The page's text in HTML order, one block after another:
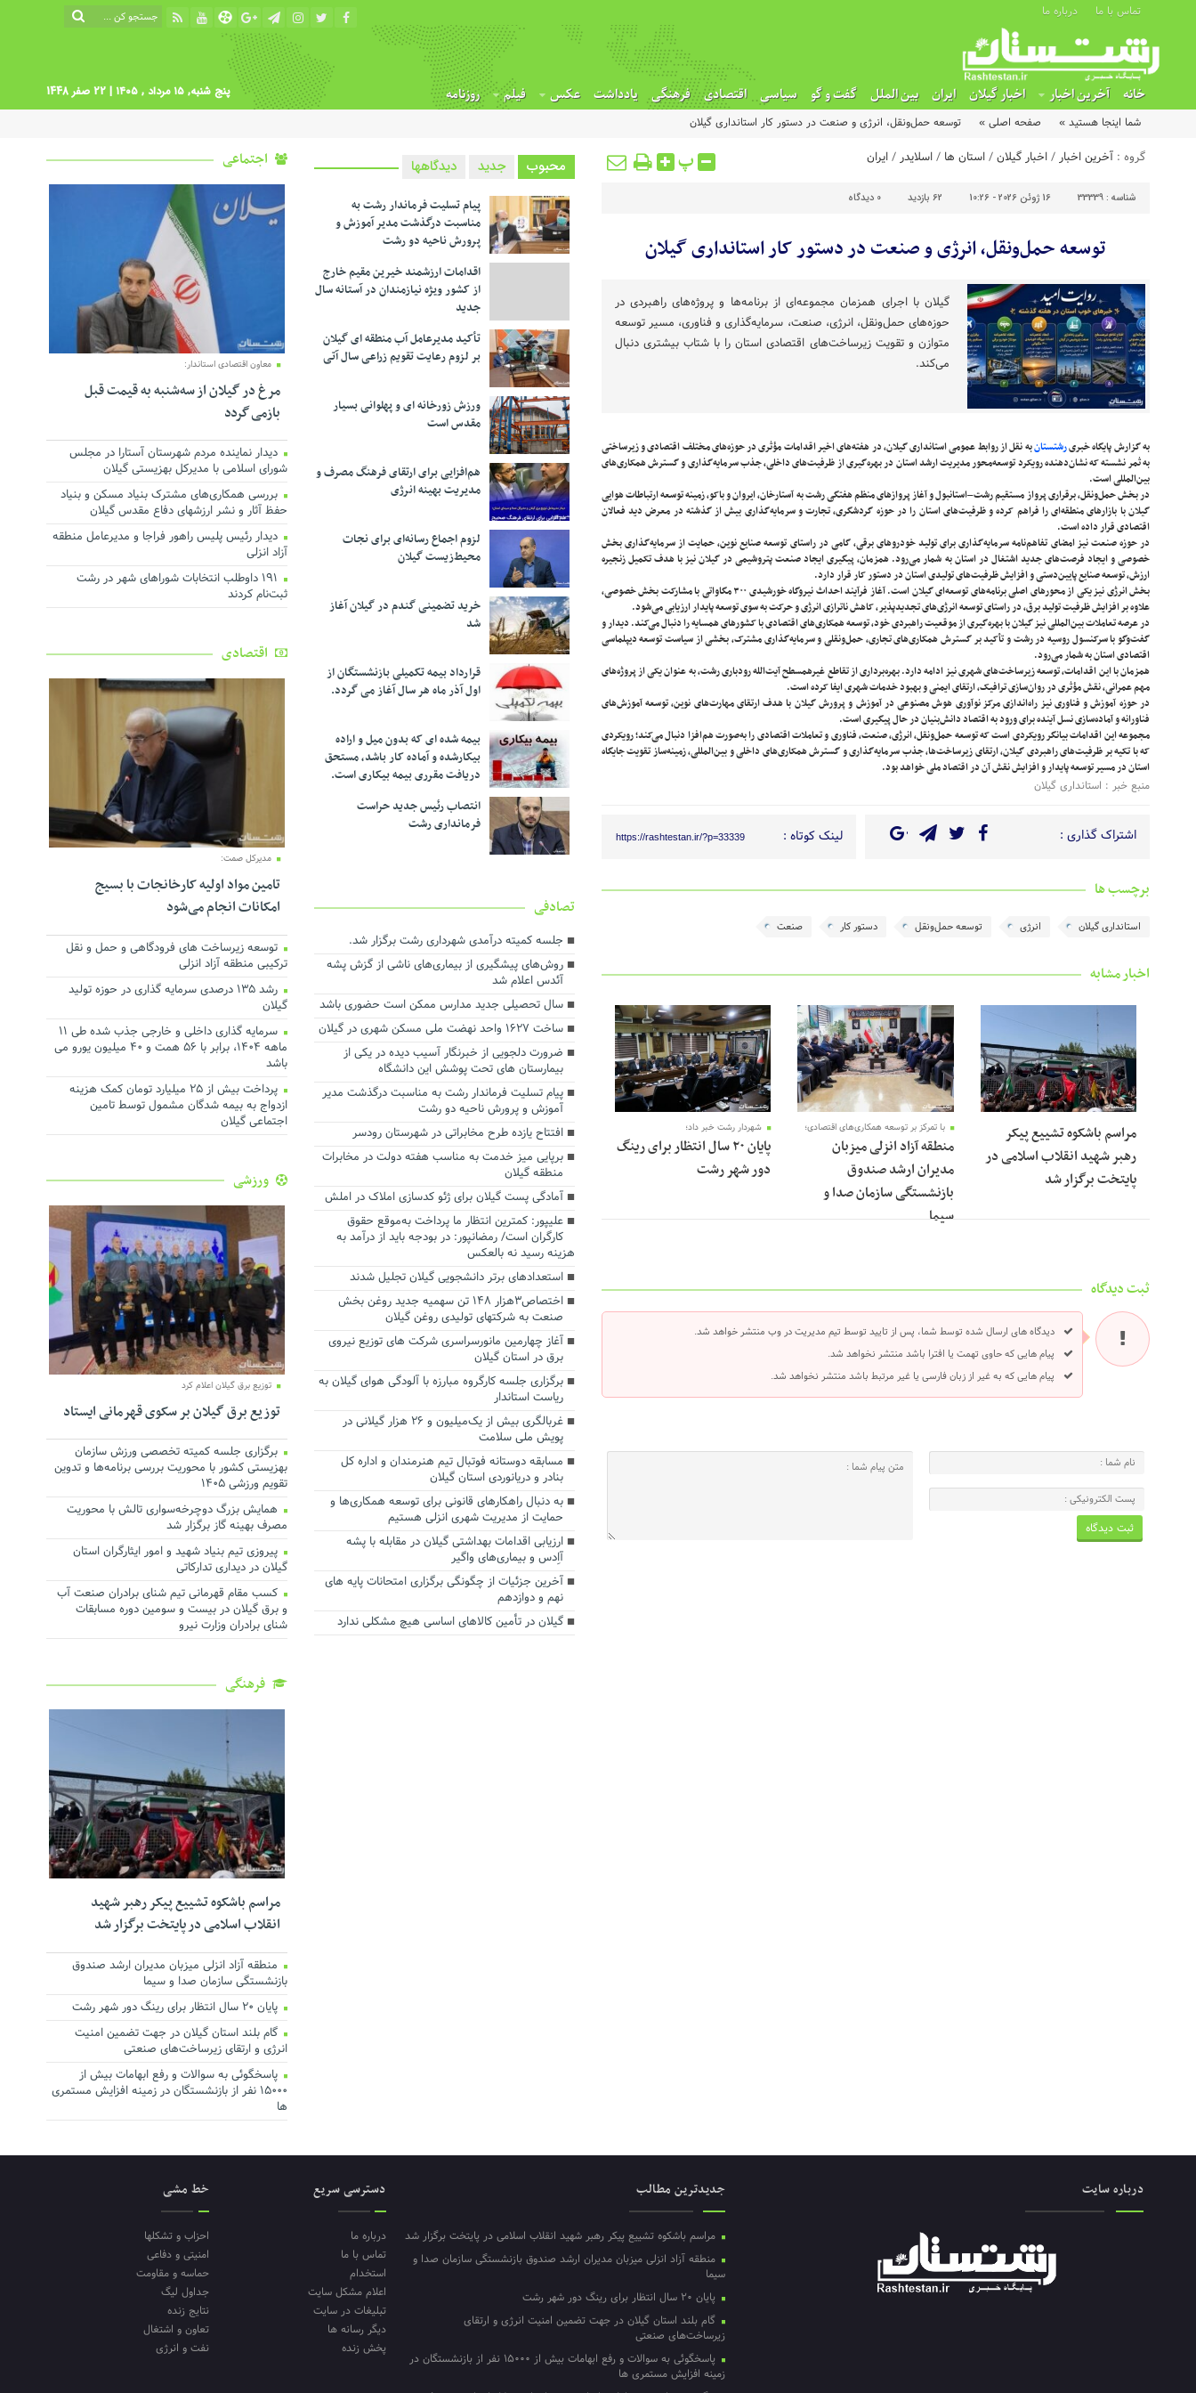
تماس با ما درباره ما
خانه آخرین اخبار اخبار گیلان ایران بین الملل گفت و گو سیاسی اقتصادی فرهنگی یادداشت عکس فیلم روزنامه پنج شنبه, ۱۵ مرداد , ۱۴۰۵ | 22 صفر 1448
شما اینجا هستید » صفحه اصلی » توسعه حمل‌ونقل، انرژی و صنعت در دستور کار استانداری گیلان
گروه : آخرین اخبار/اخبار گیلان/استان ها /اسلایدر/ایران پ
شناسه : 33339 16 ژوئن 2026 - 10:26 62 بازدید 0 دیدگاه
توسعه حمل‌ونقل، انرژی و صنعت در دستور کار استانداری گیلان
گیلان با اجرای همزمان مجموعه‌ای از برنامه‌ها و پروژه‌های راهبردی در
حوزه‌های حمل‌ونقل، انرژی، صنعت، سرمایه‌گذاری و فناوری، مسیر توسعه
متوازن و تقویت زیرساخت‌های اقتصادی استان را با شتاب بیشتری دنبال
می‌کند.
به گزارش پایگاه خبریرشتستانبه نقل از روابط عمومی استانداری گیلان، در هفته‌های اخیر اقدامات مؤثری در حوزه‌های مختلف اقتصادی و زیرساختی
به ثمر نشسته که نشان‌دهنده رویکرد توسعه‌محور مدیریت ارشد استان در بهره‌گیری از ظرفیت‌های داخلی، جذب سرمایه‌گذاری و گسترش همکاری‌های
بین‌المللی است.
در بخش حمل‌ونقل، برقراری پرواز مستقیم رشت–استانبول و آغاز پروازهای منظم هفتگی رشت به آستارخان، ایروان و باکو، زمینه توسعه ارتباطات هوایی
گیلان با بازارهای منطقه‌ای را فراهم کرده و ظرفیت‌های استان را در حوزه گردشگری، تجارت و سرمایه‌گذاری بیش از گذشته در معرض دید فعالان
اقتصادی قرار داده است.
در حوزه صنعت نیز امضای تفاهم‌نامه سرمایه‌گذاری برای تولید خودروهای برقی، گامی در راستای توسعه صنایع نوین، حمایت از سرمایه‌گذاری بخش
خصوصی و ایجاد فرصت‌های جدید اشتغال در استان به شمار می‌رود. همزمان، پیگیری ایجاد صنعت پتروشیمی در گیلان نیز با هدف تکمیل زنجیره
ارزش، توسعه صنایع پایین‌دستی و افزایش ظرفیت‌های تولیدی استان در دستور کار قرار دارد.
بخش انرژی نیز یکی از محورهای اصلی برنامه‌های توسعه‌ای گیلان است. آغاز فرآیند احداث نیروگاه خورشیدی ۳۰۰ مگاواتی با مشارکت بخش خصوصی،
علاوه بر افزایش ظرفیت تولید برق، در راستای توسعه انرژی‌های تجدیدپذیر، کاهش ناترازی انرژی و حرکت به سوی توسعه پایدار ارزیابی می‌شود.
در عرصه تعاملات بین‌المللی نیز گیلان با بهره‌گیری از موقعیت راهبردی خود، توسعه همکاری‌های اقتصادی با کشورهای همسایه را دنبال می‌کند. دیدار و
گفت‌وگو با سرکنسول روسیه در رشت و تأکید بر گسترش همکاری‌های تجاری، حمل‌ونقلی و سرمایه‌گذاری مشترک، بخشی از سیاست توسعه دیپلماسی
اقتصادی استان به شمار می‌رود.
همزمان با این اقدامات، توسعه زیرساخت‌های شهری نیز ادامه دارد. بهره‌برداری از تقاطع غیرهمسطح آیت‌الله رودباری رشت، به عنوان یکی از پروژه‌های
مهم عمرانی، نقش مؤثری در روان‌سازی ترافیک، ارتقای ایمنی و بهبود خدمات شهری ایفا کرده است.
در حوزه آموزش و فناوری نیز راه‌اندازی مرکز نوآوری هوش مصنوعی در آموزش و پرورش گیلان با هدف ارتقای مهارت‌های نوین، توسعه آموزش‌های
فناورانه و آماده‌سازی نسل آینده برای ورود به اقتصاد دانش‌بنیان در حال پیگیری است.
مجموعه این اقدامات بیانگر رویکردی است که توسعه حمل‌ونقل، انرژی، صنعت، فناوری و تعاملات اقتصادی را به‌صورت هم‌افزا دنبال می‌کند؛ رویکردی
که با تکیه بر ظرفیت‌های راهبردی گیلان، ارتقای زیرساخت‌ها، جذب سرمایه‌گذاری و گسترش همکاری‌های داخلی و بین‌المللی، زمینه‌ساز تقویت جایگاه
استان در مسیر توسعه پایدار و افزایش نقش آن در اقتصاد ملی خواهد بود.
منبع خبر : استانداری گیلان
اشتراک گذاری : لینک کوتاه : https://rashtestan.ir/?p=33339
برچسب ها
استانداری گیلان انرژی توسعه حمل‌ونقل دستور کار صنعت
اخبار مشابه
مراسم باشکوه تشییع پیکر
رهبر شهید انقلاب اسلامی در
پایتخت برگزار شد
با تمرکز بر توسعه همکاری‌های اقتصادی؛
منطقه آزاد انزلی میزبان
مدیران ارشد صندوق
بازنشستگی سازمان صدا و
سیما
شهردار رشت خبر داد؛
پایان ۲۰ سال انتظار برای رینگ
دور شهر رشت
ثبت دیدگاه
دیدگاه های ارسال شده توسط شما، پس از تایید توسط تیم مدیریت در وب منتشر خواهد شد.
پیام هایی که حاوی تهمت یا افترا باشد منتشر نخواهد شد.
پیام هایی که به غیر از زبان فارسی یا غیر مرتبط باشد منتشر نخواهد شد.
محبوب جدید دیدگاهها
پیام تسلیت فرماندار رشت به
مناسبت درگذشت مدیر آموزش و
پرورش ناحیه دو رشت
اقدامات ارزشمند خیرین مقیم خارج
از کشور ویژه نیازمندان در آستانه سال
جدید
تأکید مدیرعامل آب منطقه ای گیلان
بر لزوم رعایت تقویم زراعی‌ سال آتی
ورزش زورخانه ای و پهلوانی بسیار
مقدس است
هم‌افزایی برای ارتقای فرهنگ مصرف و
مدیریت بهینه انرژی
لزوم اجماع رسانه‌ای برای نجات
محیط‌زیست گیلان
خرید تضمینی گندم در گیلان آغاز
شد
قرارداد بیمه تکمیلی بازنشستگان از
اول آذر ماه هر سال آغاز می گردد.
بیمه شده ای که بدون میل و اراده
بیکارشده و آماده کار باشد، مستحق
دریافت مقرری بیمه بیکاری است.
انتصاب رئیس جدید حراست
فرمانداری رشت
تصادفی
جلسه کمیته درآمدی شهرداری رشت برگزار شد.
روش‌های پیشگیری از بیماری‌های ناشی از گزش پشه
آئدس اعلام شد
سال تحصیلی جدید مدارس ممکن است حضوری باشد
ساخت ۱۶۲۷ واحد نهضت ملی مسکن شهری در گیلان
ضرورت دلجویی از خبرنگار آسیب دیده در یکی از
بیمارستان های تحت پوشش این دانشگاه
پیام تسلیت فرماندار رشت به مناسبت درگذشت مدیر
آموزش و پرورش ناحیه دو رشت
افتتاح یازده طرح مخابراتی در شهرستان رودسر
برپایی میز خدمت به مناسب هفته دولت در مخابرات
منطقه گیلان
آمادگی پست گیلان برای ژئو کدسازی املاک در املش
علیپور: کمترین انتظار ما پرداخت به‌موقع حقوق
کارگران است/ رمضانپور: در بودجه باید از درآمد به
هزینه رسید نه بالعکس
استعدادهای برتر دانشجویی گیلان تجلیل شدند
اختصاص۳هزار ۱۴۸ تن سهمیه جدید روغن بخش
صنعت به شرکتهای تولیدی روغن گیلان
آغاز چهارمین مانورسراسری شرکت های توزیع نیروی
برق در استان گیلان
برگزاری جلسه کارگروه مبارزه با آلودگی هوای گیلان به
ریاست استاندار
غربالگری بیش از یک‌میلیون و ۲۶ هزار گیلانی در
پویش ملی سلامت
مسابقه دوستانه فوتبال تیم هنرمندان و اداره کل
بنادر و دریانوردی استان گیلان
به دنبال راهکارهای قانونی برای توسعه همکاری‌ها و
حمایت از مدیریت شهری انزلی هستیم
ارزیابی اقدامات بهداشتی گیلان در مقابله با پشه
آاِدس و بیماری‌های واگیر
آخرین جزئیات از چگونگی برگزاری امتحانات پایه های
نهم و دوازدهم
گیلان در تأمین کالاهای اساسی هیچ مشکلی ندارد
اجتماعی
معاون اقتصادی استاندار:
مرغ در گیلان از سه‌شنبه به قیمت قبل
بازمی گردد
دیدار نماینده مردم شهرستان آستارا در مجلس
شورای اسلامی با مدیرکل بهزیستی گیلان
بررسی همکاری‌های مشترک بنیاد مسکن و بنیاد
حفظ آثار و نشر ارزشهای دفاع مقدس گیلان
دیدار رئیس پلیس راهور فراجا و مدیرعامل منطقه
آزاد انزلی
۱۹۱ داوطلب انتخابات شوراهای شهر در رشت
ثبت‌نام کردند
اقتصادی
مدیرکل صمت:
تامین مواد اولیه کارخانجات با بسیج
امکانات انجام می‌شود
توسعه زیرساخت های فرودگاهی و حمل و نقل
ترکیبی منطقه آزاد انزلی
رشد ۱۳۵ درصدی سرمایه گذاری در حوزه تولید
گیلان
سرمایه گذاری داخلی و خارجی جذب شده طی ۱۱
ماهه ۱۴۰۴، برابر با ۵۶ همت و ۴۰ میلیون یورو می
باشد
پرداخت بیش از ۲۵ میلیارد تومان کمک هزینه
ازدواج به بیمه شدگان مشمول توسط تامین
اجتماعی گیلان
ورزشی
توزیع برق گیلان اعلام کرد
توزیع برق گیلان بر سکوی قهرمانی ایستاد
برگزاری جلسه کمیته تخصصی ورزش سازمان
بهزیستی کشور با محوریت بررسی برنامه‌ها و تدوین
تقویم ورزشی ۱۴۰۵
همایش بزرگ دوچرخه‌سواری تالش با محوریت
مصرف بهینه گاز برگزار شد
پیروزی تیم بنیاد شهید و امور ایثارگران استان
گیلان در دیداری تدارکاتی
کسب مقام قهرمانی تیم شنای برادران صنعت آب
و برق گیلان در بیست و سومین دوره مسابقات
شنای برادران وزارت نیرو
فرهنگی
مراسم باشکوه تشییع پیکر رهبر شهید
انقلاب اسلامی در پایتخت برگزار شد
منطقه آزاد انزلی میزبان مدیران ارشد صندوق
بازنشستگی سازمان صدا و سیما
پایان ۲۰ سال انتظار برای رینگ دور شهر رشت
گام بلند استان گیلان در جهت تضمین امنیت
انرژی و ارتقای زیرساخت‌های صنعتی
پاسخگوئی به سوالات و رفع ابهامات بیش از
۱۵۰۰۰ نفر از بازنشستگان در زمینه افزایش مستمری
ها
درباره سایت جدیدترین مطالب
مراسم باشکوه تشییع پیکر رهبر شهید انقلاب اسلامی در پایتخت برگزار شد
منطقه آزاد انزلی میزبان مدیران ارشد صندوق بازنشستگی سازمان صدا و
سیما
پایان ۲۰ سال انتظار برای رینگ دور شهر رشت
گام بلند استان گیلان در جهت تضمین امنیت انرژی و ارتقای
زیرساخت‌های صنعتی
پاسخگوئی به سوالات و رفع ابهامات بیش از ۱۵۰۰۰ نفر از بازنشستگان در
زمینه افزایش مستمری ها
دسترسی سریع
درباره ما
تماس با ما
استخدام
اعلام مشکل سایت
تبلیغات در سایت
دیگر رسانه ها
پخش زنده
خط مشی
احزاب و تشکلها
امنیتی و دفاعی
حماسه و مقاومت
جداول لیگ
نتایج زنده
تعاون و اشتغال
نفت و انرژی